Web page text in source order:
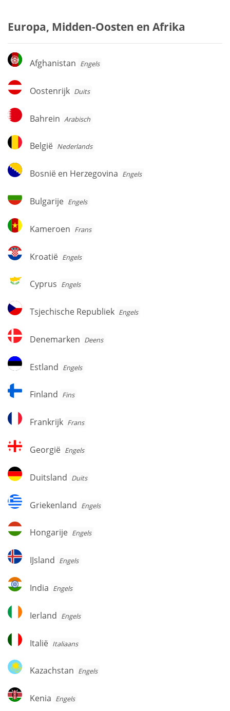
Europa, Midden-Oosten en Afrika
Afghanistan
Afghanistan Engels
Oostenrijk
Oostenrijk Duits
Bahrein
Bahrein Arabisch
België
België Nederlands
Bosnië
en
Bosnië en Herzegovina Engels
Bulgarije
Bulgarije Engels
Kameroen
Kameroen Frans
Kroatië
Kroatië Engels
Cyprus
Cyprus Engels
Tsjechische
Republiek
Tsjechische Republiek Engels
Denemarken
Denemarken Deens
Estland
Estland Engels
Finland
Finland Fins
Frankrijk
Frankrijk Frans
Georgië
Georgië Engels
Duitsland
Duitsland Duits
Griekenland
Griekenland Engels
Hongarije
Hongarije Engels
IJsland
IJsland Engels
India
India Engels
Ierland
Ierland Engels
Italië
Italië Italiaans
Kazachstan
Kazachstan Engels
Kenia
Kenia Engels